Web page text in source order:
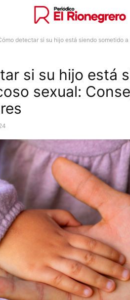
detectar si su hijo está siendo sometido
si su hijo está
sexual: